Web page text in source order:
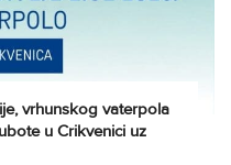
vrhunskog vaterpola
u Crikvenici uz